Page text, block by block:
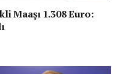
Maaşı 1.308 Euro: